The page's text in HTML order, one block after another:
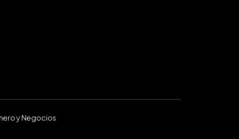
y Negocios